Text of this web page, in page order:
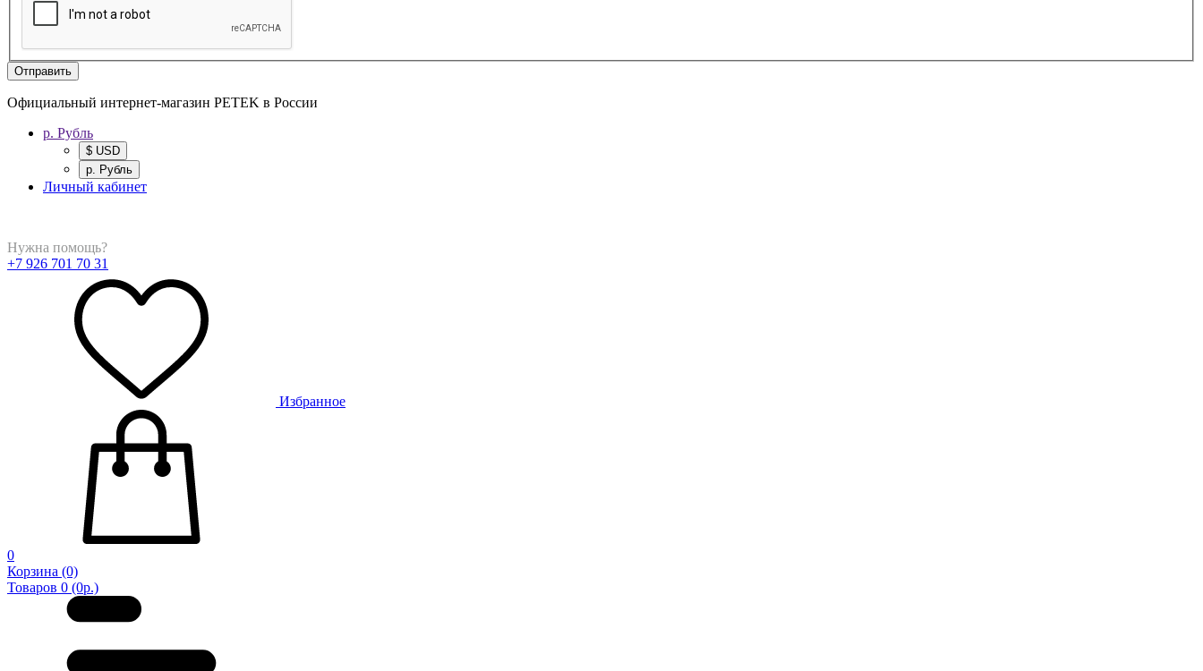
Отправить
Официальный интернет-магазин PETEK в России
р. Рубль
$ USD
р. Рубль
Личный кабинет
Нужна помощь?
+7 926 701 70 31
Избранное
0
Корзина (0)
Товаров 0 (0р.)